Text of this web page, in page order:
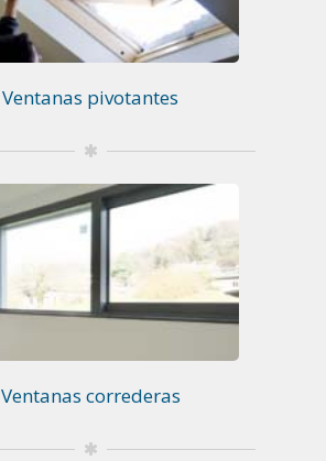
Ventanas pivotantes
Ventanas correderas